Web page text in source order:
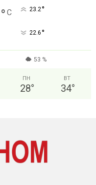
° C 23.2°
22.6 °
53 %
ПН
28°
ВТ
34°